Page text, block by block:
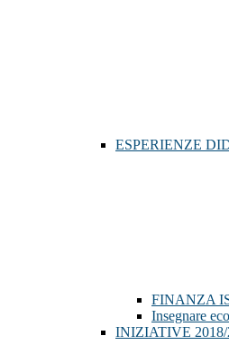
ESPERIENZE
FINANZA
Insegnare
INIZIATIVE 2018/